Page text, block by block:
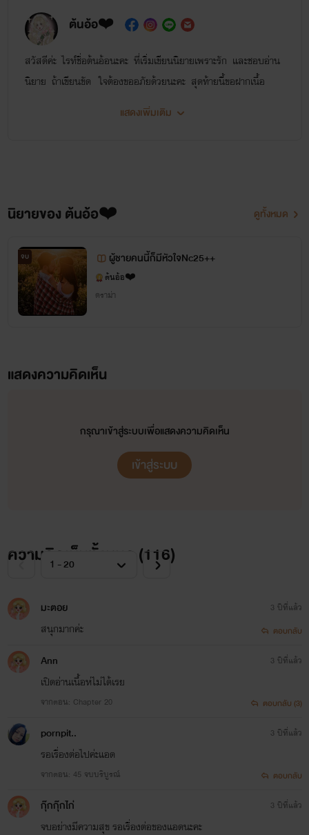
ต้นอ้อ❤️
สวัสดีค่ะ ไรท์ชื่อต้นอ้อนะคะ ที่เริ่มเขียนนิยายเพราะรัก และชอบอ่าน
นิยาย ถ้าเขียนขัด ใจต้องขออภัยด้วยนะคะ สุดท้ายนี้ขอฝากเนื้อ
ฝากตัวด้วยนะคะ พูดคุยกันได้ที่เฟซบุ๊ค
แสดงเพิ่มเติม
นิยายของ ต้นอ้อ❤️ ดูทั้งหมด
จบ ผู้ชายคนนี้ก็มีหัวใจNc25++
ต้นอ้อ❤️
ดราม่า
แสดงความคิดเห็น
กรุณาเข้าสู่ระบบเพื่อแสดงความคิดเห็น
เข้าสู่ระบบ
ความคิดเห็นทั้งหมด (116)
มะตอย
สนุกมากค่ะ
3 ปีที่แล้ว
ตอบกลับ
Ann
เปิดอ่านเนื้อห่ไม่ได้เรย
จากตอน: Chapter 20
3 ปีที่แล้ว
ตอบกลับ (3)
pornpit..
รอเรื่องต่อไปค่ะแอด
จากตอน: 45 จบบริบูรณ์
3 ปีที่แล้ว
ตอบกลับ
กุ๊กกุ๊กไก่
จบอย่างมีความสุข รอเรื่องต่อของแอดนะคะ
3 ปีที่แล้ว